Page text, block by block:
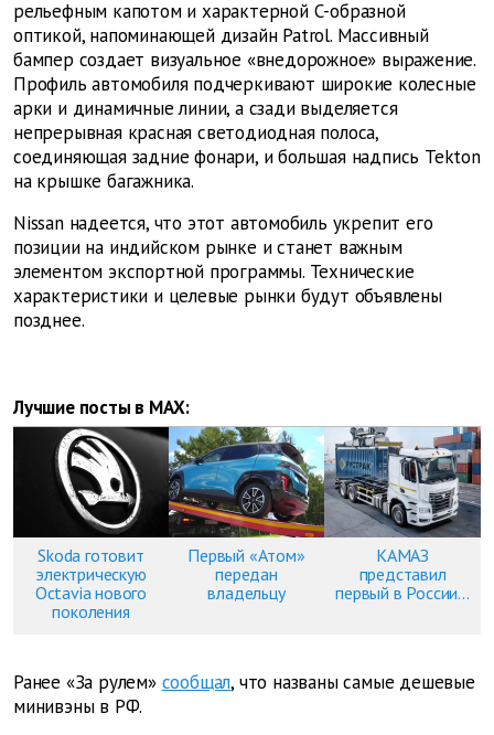
рельефным капотом и характерной С-образной
оптикой, напоминающей дизайн Patrol. Массивный
бампер создает визуальное «внедорожное» выражение.
Профиль автомобиля подчеркивают широкие колесные
арки и динамичные линии, а сзади выделяется
непрерывная красная светодиодная полоса,
соединяющая задние фонари, и большая надпись Tekton
на крышке багажника.
Nissan надеется, что этот автомобиль укрепит его
позиции на индийском рынке и станет важным
элементом экспортной программы. Технические
характеристики и целевые рынки будут объявлены
позднее.
Лучшие посты в MAX:
Skoda готовит
электрическую
Octavia нового
поколения
Первый «Атом»
передан
владельцу
КАМАЗ
представил
первый в России...
Ранее «За рулем» сообщал, что названы самые дешевые
минивэны в РФ.